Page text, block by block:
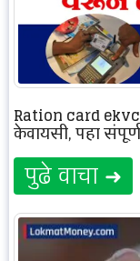
Ration card
केवायसी, पहा संपूर्ण
पुढे वाचा ➜